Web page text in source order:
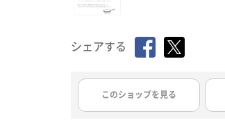
シェアする
このショップを見る